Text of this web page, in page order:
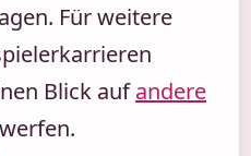
Für weitere
Blick aufandere
werfen.